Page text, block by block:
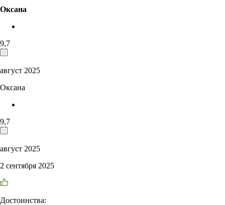
Оксана
9,7
август 2025
Оксана
9,7
август 2025
2 сентября 2025
Достоинства: